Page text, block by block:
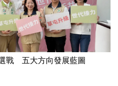
戰 五大方向發展藍圖